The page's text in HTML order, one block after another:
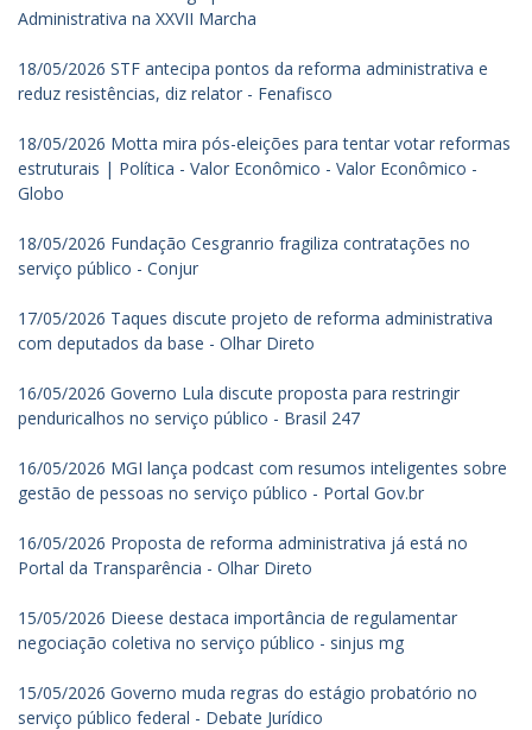
Administrativa na XXVII Marcha
18/05/2026 STF antecipa pontos da reforma administrativa e
reduz resistências, diz relator - Fenafisco
18/05/2026 Motta mira pós-eleições para tentar votar reformas
estruturais | Política - Valor Econômico - Valor Econômico -
Globo
18/05/2026 Fundação Cesgranrio fragiliza contratações no
serviço público - Conjur
17/05/2026 Taques discute projeto de reforma administrativa
com deputados da base - Olhar Direto
16/05/2026 Governo Lula discute proposta para restringir
penduricalhos no serviço público - Brasil 247
16/05/2026 MGI lança podcast com resumos inteligentes sobre
gestão de pessoas no serviço público - Portal Gov.br
16/05/2026 Proposta de reforma administrativa já está no
Portal da Transparência - Olhar Direto
15/05/2026 Dieese destaca importância de regulamentar
negociação coletiva no serviço público - sinjus mg
15/05/2026 Governo muda regras do estágio probatório no
serviço público federal - Debate Jurídico